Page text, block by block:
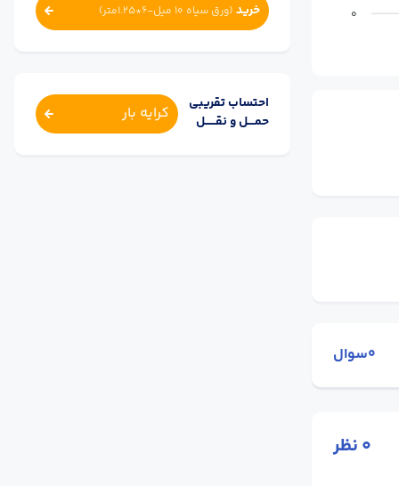
0
0سوال
0نظر
خرید (ورق سیاه 10 میل-6*1.25متر )
احتساب تقریبی
حمــــل و نقــــــل
کرایه بار